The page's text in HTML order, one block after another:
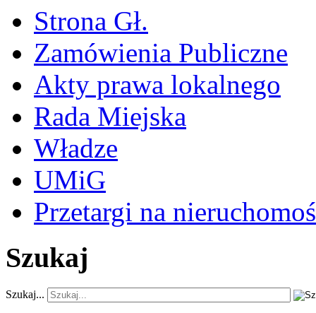
Strona Gł.
Zamówienia Publiczne
Akty prawa lokalnego
Rada Miejska
Władze
UMiG
Przetargi na
Szukaj
Szukaj...